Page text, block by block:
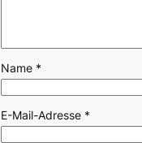
Name *
E-Mail-Adresse *